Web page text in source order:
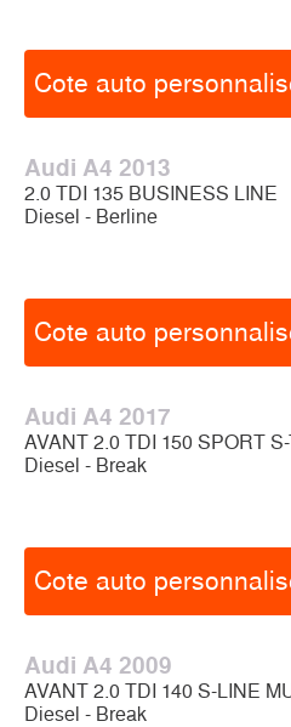
Cote auto
Audi A4 2013
2.0 TDI 135 BUSINESS LINE
Diesel - Berline
Cote auto
Audi A4 2017
AVANT 2.0 TDI 150 SPORT
Diesel - Break
Cote auto
Audi A4 2009
AVANT 2.0 TDI 140 S-LINE
Diesel - Break